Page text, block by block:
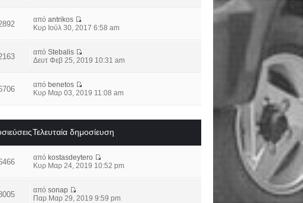
απόantrikos
Κυρ Ιούλ 30, 2017 6:58 am
απόStebalis
Δευτ Φεβ 25, 2019 10:31 am
από benetos
Κυρ Μαρ 03, 2019 11:08 am
Τελευταία δημοσίευση
από kostasdeytero
Κυρ Μαρ 24, 2019 10:52 pm
απόsonap
Παρ Μαρ 29, 2019 9:59 pm